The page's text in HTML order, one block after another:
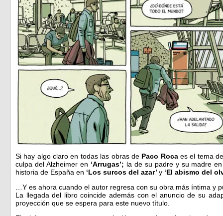
Si hay algo claro en todas las obras dePaco Rocaes el tema
culpa del Alzheimer en ‘Arrugas’; la de su padre y su madre
historia de España en ‘Los surcos del azar’ y ‘El abismo del
…Y es ahora cuando el autor regresa con su obra más íntima y
La llegada del libro coincide además con el anuncio de su
proyección que se espera para este nuevo título.